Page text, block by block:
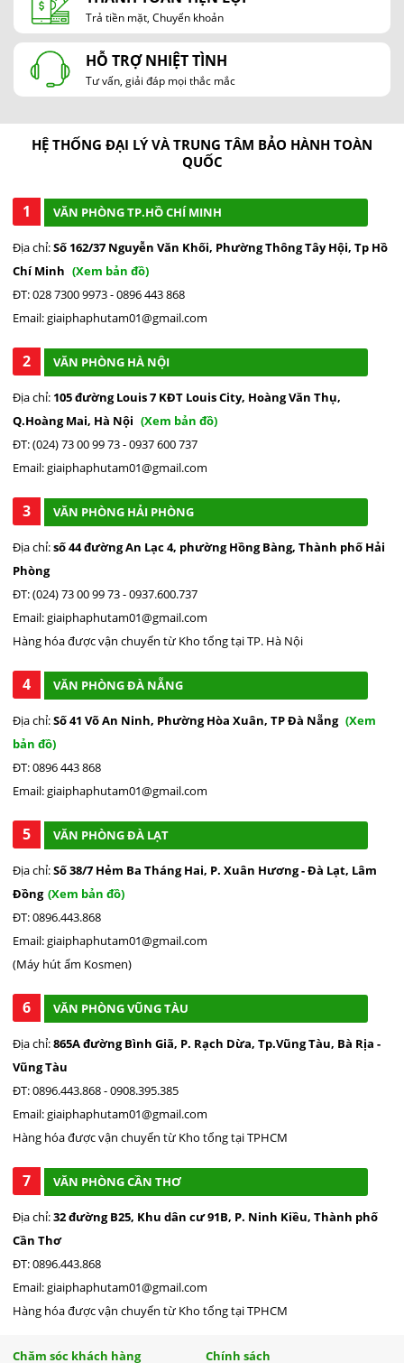
Trả tiền mặt, Chuyển khoản
HỖ TRỢ NHIỆT TÌNH
Tư vấn, giải đáp mọi thắc mắc
HỆ THỐNG ĐẠI LÝ VÀ TRUNG TÂM BẢO HÀNH TOÀN
QUỐC
1 VĂN PHÒNG TP.HỒ CHÍ MINH
Địa chỉ:Số 162/37 Nguyễn Văn Khối, Phường Thông Tây Hội, Tp Hồ
Chí Minh (Xem bản đồ)
ĐT: 028 7300 9973 - 0896 443 868
Email: giaiphaphutam01@gmail.com
2 VĂN PHÒNG HÀ NỘI
Địa chỉ: 105 đường Louis 7 KĐT Louis City, Hoàng Văn Thụ,
Q.Hoàng Mai, Hà Nội (Xem bản đồ)
ĐT: (024) 73 00 99 73 - 0937 600 737
Email: giaiphaphutam01@gmail.com
3 VĂN PHÒNG HẢI PHÒNG
Địa chỉ:số 44 đường An Lạc 4, phường Hồng Bàng, Thành phố Hải
Phòng
ĐT: (024) 73 00 99 73 - 0937.600.737
Email: giaiphaphutam01@gmail.com
Hàng hóa được vận chuyển từ Kho tổng tại TP. Hà Nội
4 VĂN PHÒNG ĐÀ NẴNG
Địa chỉ:Số 41 Võ An Ninh, Phường Hòa Xuân, TP Đà Nẵng (Xem
bản đồ)
ĐT: 0896 443 868
Email: giaiphaphutam01@gmail.com
5 VĂN PHÒNG ĐÀ LẠT
Địa chỉ:Số 38/7 Hẻm Ba Tháng Hai, P. Xuân Hương - Đà Lạt, Lâm
Đồng (Xem bản đồ)
ĐT: 0896.443.868
Email: giaiphaphutam01@gmail.com
(Máy hút ẩm Kosmen)
6 VĂN PHÒNG VŨNG TÀU
Địa chỉ:865A đường Bình Giã, P. Rạch Dừa, Tp.Vũng Tàu, Bà Rịa -
Vũng Tàu
ĐT: 0896.443.868 - 0908.395.385
Email: giaiphaphutam01@gmail.com
Hàng hóa được vận chuyển từ Kho tổng tại TPHCM
7 VĂN PHÒNG CẦN THƠ
Địa chỉ:32 đường B25, Khu dân cư 91B, P. Ninh Kiều, Thành phố
Cần Thơ
ĐT: 0896.443.868
Email: giaiphaphutam01@gmail.com
Hàng hóa được vận chuyển từ Kho tổng tại TPHCM
Chăm sóc khách hàng Chính sách